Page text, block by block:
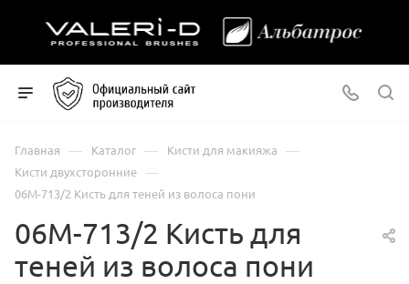
Главная — Каталог — Кисти для макияжа —
Кисти двухсторонние —
06М-713/2 Кисть для теней из волоса пони
06М-713/2 Кисть для
теней из волоса пони